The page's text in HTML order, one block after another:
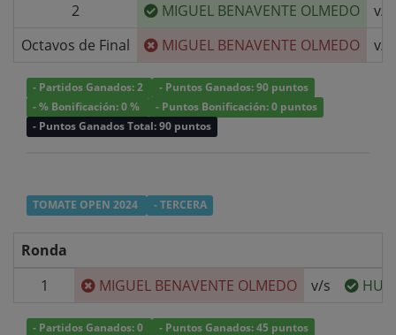
2
MIGUEL BENAVENTE OLMEDO
v/s
Octavos de Final
MIGUEL BENAVENTE OLMEDO v/s
- Partidos Ganados: 2
- Puntos Ganados: 90 puntos
- % Bonificación: 0 %
- Puntos Bonificación: 0 puntos
- Puntos Ganados Total: 90 puntos
TOMATE OPEN 2024 - TERCERA
Ronda
1
MIGUEL BENAVENTE OLMEDO v/s
- Partidos Ganados: 0 - Puntos Ganados: 45 puntos